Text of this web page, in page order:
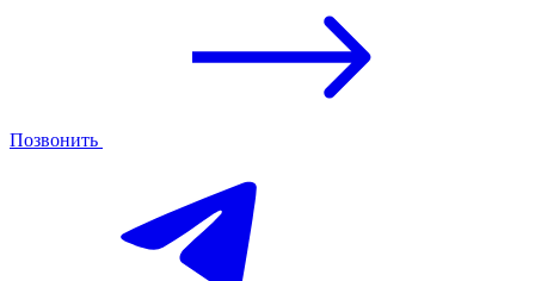
Позвонить